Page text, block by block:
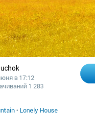
в 17:12
1 283
• Lonely House